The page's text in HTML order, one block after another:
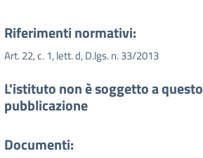
Riferimenti normativi:
Art. 22, c. 1, lett. d, D.lgs. n. 33/2013
L'istituto non è soggetto a
pubblicazione
Documenti: